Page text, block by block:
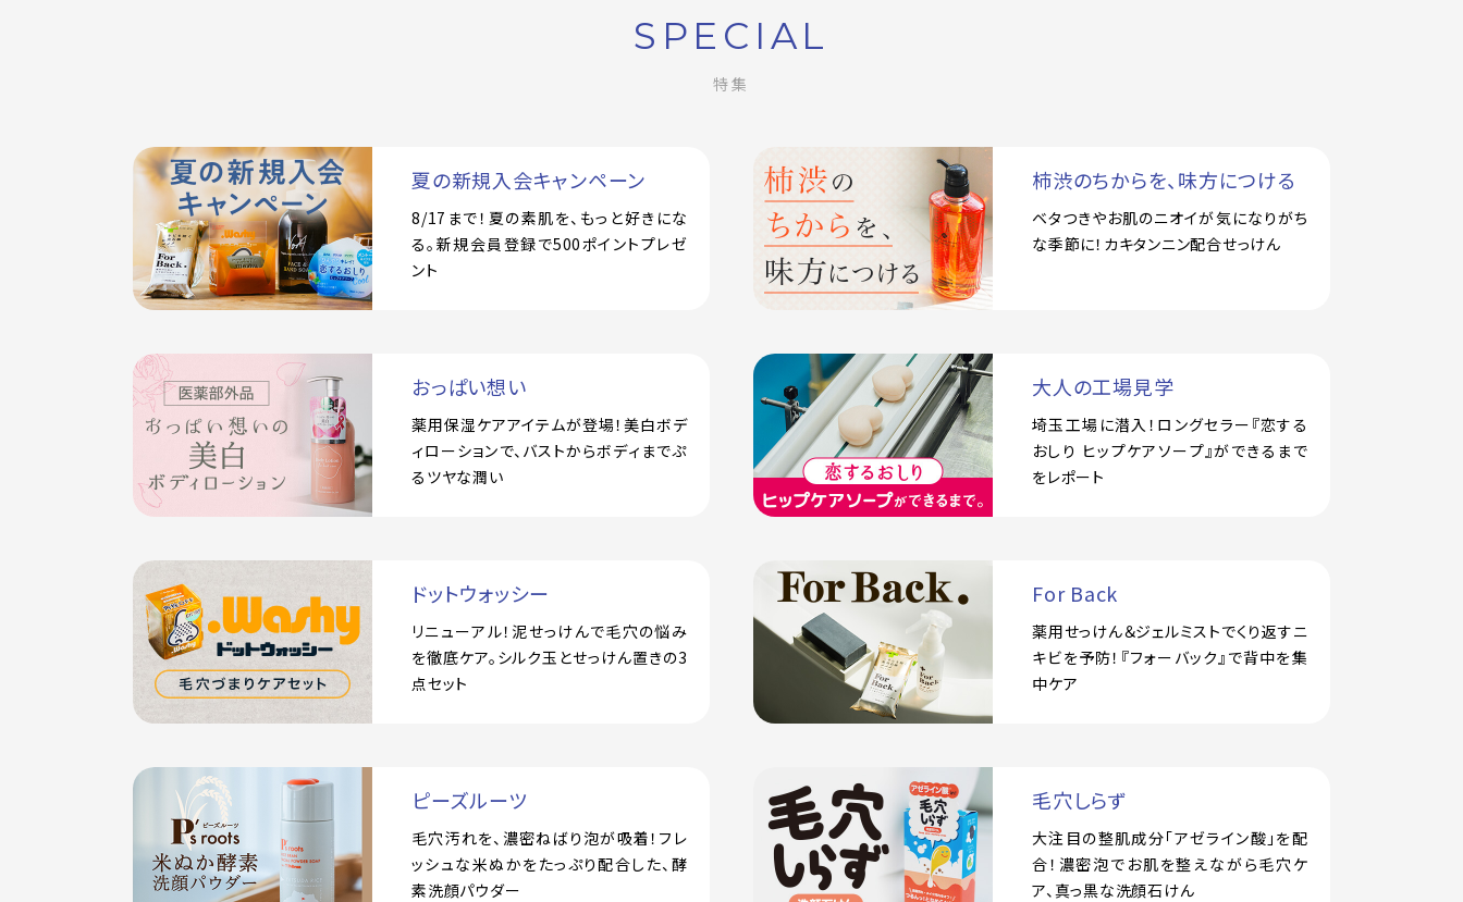
SPECIAL
特集
夏の新規入会キャンペーン
8/17まで！夏の素肌を、もっと好きにな
る。新規会員登録で500ポイントプレゼ
ント
柿渋のちからを、味方につける
ベタつきやお肌のニオイが気になりがち
な季節に！カキタンニン配合せっけん
おっぱい想い
薬用保湿ケアアイテムが登場！美白ボデ
ィローションで、バストからボディまでぷ
るツヤな潤い
大人の工場見学
埼玉工場に潜入！ロングセラー『恋する
おしり ヒップケアソープ』ができるまで
をレポート
ドットウォッシー
リニューアル！泥せっけんで毛穴の悩み
を徹底ケア。シルク玉とせっけん置きの3
点セット
For Back
薬用せっけん＆ジェルミストでくり返すニ
キビを予防！『フォーバック』で背中を集
中ケア
ピーズルーツ
毛穴汚れを、濃密ねばり泡が吸着！フレ
ッシュな米ぬかをたっぷり配合した、酵
素洗顔パウダー
毛穴しらず
大注目の整肌成分「アゼライン酸」を配
合！濃密泡でお肌を整えながら毛穴ケ
ア、真っ黒な洗顔石けん